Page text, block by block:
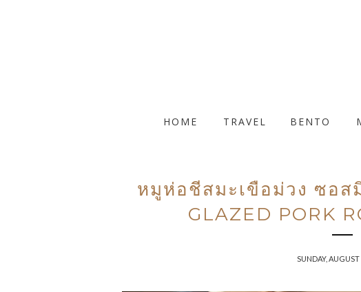
HOME TRAVEL BENTO
หมูห่อชีสมะเขือม่วง ซอส
GLAZED PORK
SUNDAY, AUGUST